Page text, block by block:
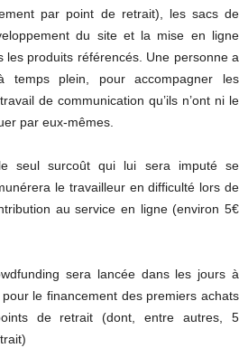
par point de retrait), les sacs de
du site et la mise en ligne
les produits référencés. Une personne a
plein, pour accompagner les
de communication qu’ils n’ont ni le
par eux-mêmes.
seul surcoût qui lui sera imputé se
le travailleur en difficulté lors de
au service en ligne (environ 5€
sera lancée dans les jours à
le financement des premiers achats
de retrait (dont, entre autres, 5